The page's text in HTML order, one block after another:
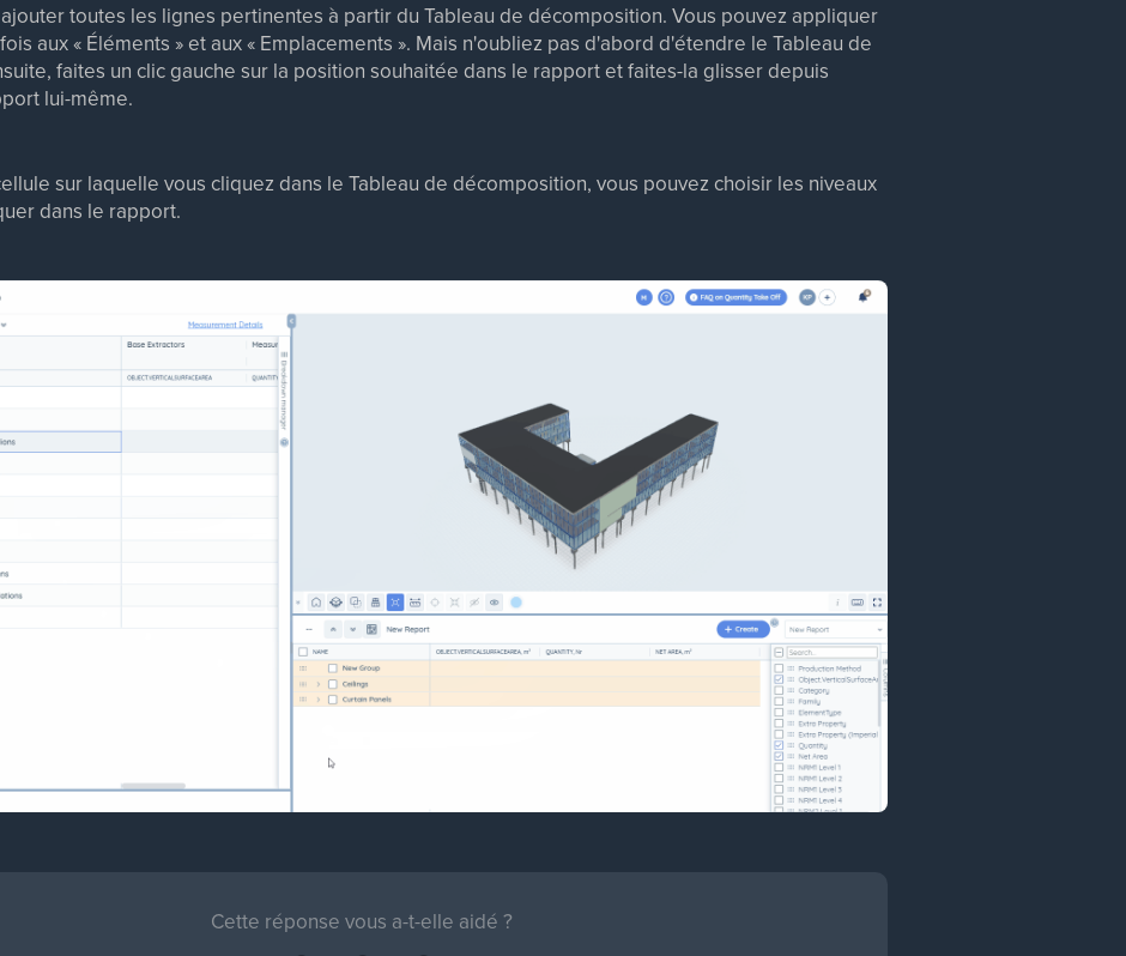
toutes les lignes pertinentes à partir du Tableau de décomposition. Vous pouvez appliquer
aux « Éléments » et aux « Emplacements ». Mais n'oubliez pas d'abord d'étendre le Tableau de
faites un clic gauche sur la position souhaitée dans le rapport et faites-la glisser depuis
lui-même.
sur laquelle vous cliquez dans le Tableau de décomposition, vous pouvez choisir les niveaux
dans le rapport.
Cette réponse vous a-t-elle aidé ?